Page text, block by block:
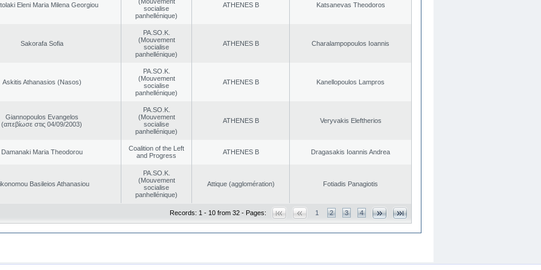
Eleni Maria Milena Georgiou
socialise
panhellénique)
ATHENES Β Katsanevas Theodoros
Sakorafa Sofia
PA.SO.K.
(Mouvement
socialise
panhellénique)
ATHENES Β Charalampopoulos Ioannis
Askitis Athanasios (Nasos)
PA.SO.K.
(Mouvement
socialise
panhellénique)
ATHENES Β Kanellopoulos Lampros
Giannopoulos Evangelos
(απεβίωσε στις 04/09/2003)
PA.SO.K.
(Mouvement
socialise
panhellénique)
ATHENES Β Veryvakis Eleftherios
Damanaki Maria Theodorou
Coalition of the Left
and Progress
ATHENES Β Dragasakis Ioannis Andrea
Basileios Athanasiou
PA.SO.K.
(Mouvement
socialise
panhellénique)
Αttique (agglomération) Fotiadis Panagiotis
Records: 1 - 10 from 32 - Pages: 1 2 3 4